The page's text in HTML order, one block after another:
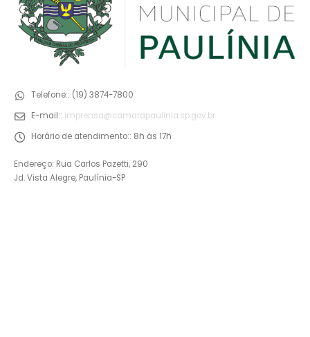
Telefone:: (19) 3874-7800
E-mail:: imprensa@camarapaulinia.sp.gov.br
Horário de atendimento:: 8h às 17h
Endereço: Rua Carlos Pazetti, 290
Jd. Vista Alegre, Paulínia-SP